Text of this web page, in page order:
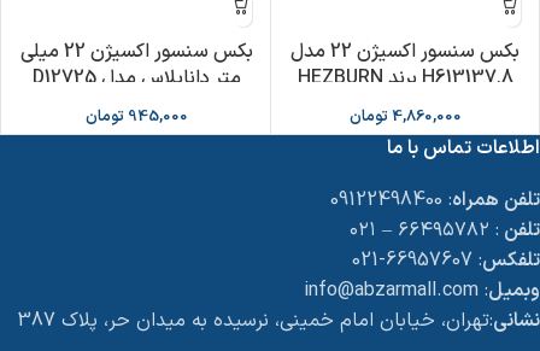
بکس سنسور اکسیژن 22 مدل
H613137.8 برند HEZBURN
4,860,000 تومان
بکس سنسور اکسیژن 22 میلی
متر داناپلاس مدل D12725
945,000 تومان
اطلاعات تماس با ما
تلفن همراه: 09122498400
تلفن : ۶۶۴۹۵۷۸۲ – ۰۲۱
تلفکس: 66957607-021
وبمیل: info@abzarmall.com
نشانی:تهران، خیابان امام خمینی، نرسیده به میدان حر، پلاک 387